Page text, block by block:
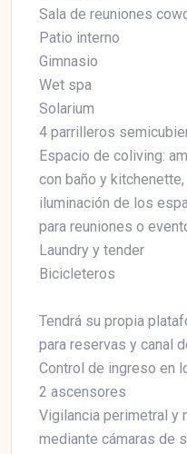
Sala de reuniones
Patio interno
Gimnasio
Wet spa
Solarium
4 parrilleros
Espacio de coliving:
con baño y
iluminación de los
para reuniones o
Laundry y tender
Bicicleteros
Tendrá su propia
para reservas y canal
Control de ingreso en
2 ascensores
Vigilancia perimetral y
mediante cámaras de